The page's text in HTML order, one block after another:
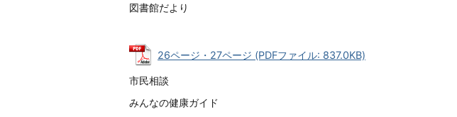
図書館だより
26ページ・27ページ (PDFファイル: 837.0KB)
市民相談
みんなの健康ガイド